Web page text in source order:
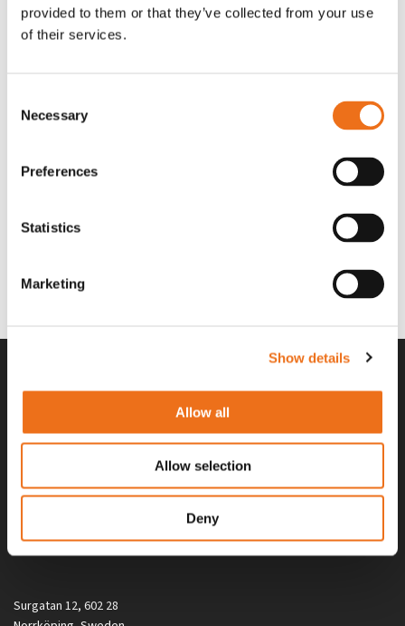
provided to them or that they’ve collected from your use
of their services.
Selection
Necessary
Preferences
Statistics
Marketing
Show details
Allow all
Allow selection
Deny
Lägg till i varukorg
Rotor teeth 8t/6k 7.5Gr/8 R6/14 Rotor teeth 8t/6k 0Gr/8 R6/14
Alla priser på tillbehör och tillval gäller vid köp av ny maskin. Priserna
gäller inte vid köp av enskild produkt, till exempel
Surgatan 12, 602 28